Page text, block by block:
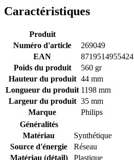
Caractéristiques
Produit
Numéro d'article
269049
EAN
8719514955424
Poids du produit
560 gr
Hauteur du produit 44 mm
Longueur du produit 1198 mm
Largeur du produit 35 mm
Marque
Philips
Généralités
Matériau
Synthétique
Source d'énergie
Réseau
Matériau (détail)
Plastique